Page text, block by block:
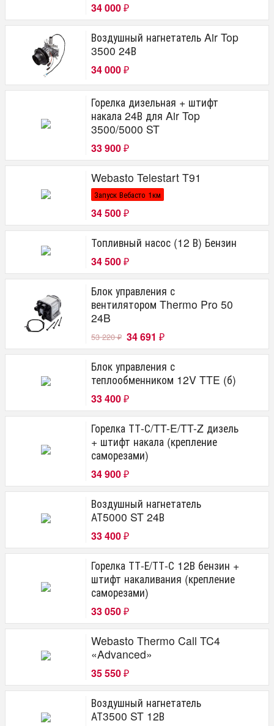
34 000 ₽
Воздушный нагнетатель Air Top
3500 24В
34 000 ₽
Горелка дизельная + штифт
накала 24В для Air Top
3500/5000 ST
33 900 ₽
Webasto Telestart T91
Запуск Вебасто 1км
34 500 ₽
Топливный насос (12 В) Бензин
34 500 ₽
Блок управления с
вентилятором Thermo Pro 50
24B
53 220₽ 34 691 ₽
Блок управления с
теплообменником 12V TTE (б)
33 400 ₽
Горелка ТТ-С/TT-E/TT-Z дизель
+ штифт накала (крепление
саморезами)
34 900 ₽
Воздушный нагнетатель
АТ5000 ST 24В
33 400 ₽
Горелка ТТ-Е/ТТ-С 12В бензин +
штифт накаливания (крепление
саморезами)
33 050 ₽
Webasto Thermo Call TC4
«Advanced»
35 550 ₽
Воздушный нагнетатель
АТ3500 ST 12В